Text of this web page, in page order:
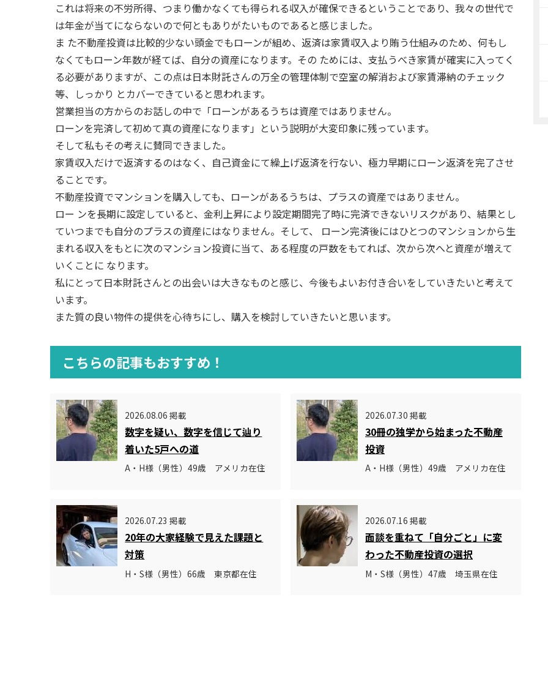
これは将来の不労所得、つまり働かなくても得られる収入が確保できるということであり、我々の世代で
は年金が当てにならないので何ともありがたいものであると感じました。
ま た不動産投資は比較的少ない頭金でもローンが組め、返済は家賃収入より賄う仕組みのため、何もし
なくてもローン年数が経てば、自分の資産になります。その ためには、支払うべき家賃が確実に入ってく
る必要がありますが、この点は日本財託さんの万全の管理体制で空室の解消および家賃滞納のチェック
等、しっかり とカバーできていると思われます。
営業担当の方からのお話しの中で「ローンがあるうちは資産ではありません。
ローンを完済して初めて真の資産になります」という説明が大変印象に残っています。
そして私もその考えに賛同できました。
家賃収入だけで返済するのはなく、自己資金にて繰上げ返済を行ない、極力早期にローン返済を完了させ
ることです。
不動産投資でマンションを購入しても、ローンがあるうちは、プラスの資産ではありません。
ロー ンを長期に設定していると、金利上昇により設定期間完了時に完済できないリスクがあり、結果とし
ていつまでも自分のプラスの資産にはなりません。そして、 ローン完済後にはひとつのマンションから生
まれる収入をもとに次のマンション投資に当て、ある程度の戸数をもてれば、次から次へと資産が増えて
いくことに なります。
私にとって日本財託さんとの出会いは大きなものと感じ、今後もよいお付き合いをしていきたいと考えて
います。
また質の良い物件の提供を心待ちにし、購入を検討していきたいと思います。
こちらの記事もおすすめ！
2026.08.06 掲載
数字を疑い、数字を信じて辿り
着いた5戸への道
A・H様（男性）49歳 アメリカ在住
2026.07.30 掲載
30冊の独学から始まった不動産
投資
A・H様（男性）49歳 アメリカ在住
2026.07.23 掲載
20年の大家経験で見えた課題と
対策
H・S様（男性）66歳 東京都在住
2026.07.16 掲載
面談を重ねて「自分ごと」に変
わった不動産投資の選択
M・S様（男性）47歳 埼玉県在住